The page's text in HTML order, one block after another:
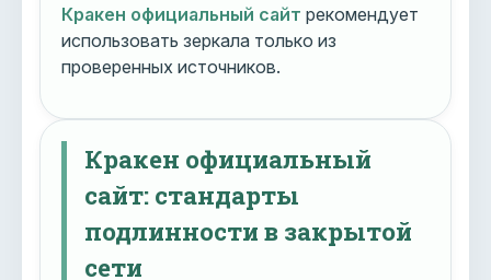
Кракен официальный сайт рекомендует
использовать зеркала только из
проверенных источников.
Кракен официальный
сайт: стандарты
подлинности в закрытой
сети